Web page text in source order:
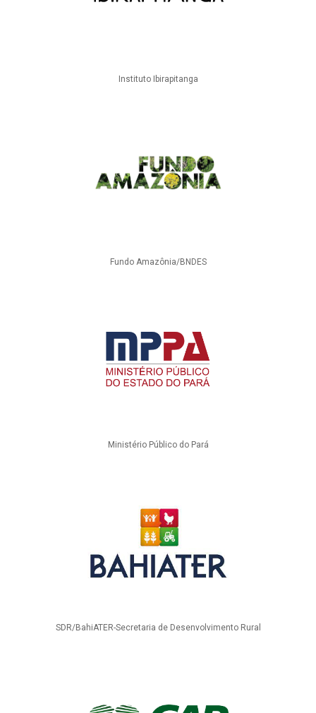
Instituto Ibirapitanga
Fundo Amazônia/BNDES
Ministério Público do Pará
SDR/BahiATER-Secretaria de Desenvolvimento Rural